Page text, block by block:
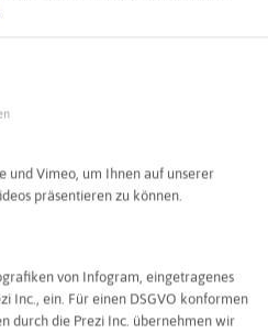
und Vimeo, um Ihnen auf unserer
präsentieren zu können.
von Infogram, eingetragenes
Inc., ein. Für einen DSGVO konformen
durch die Prezi Inc. übernehmen wir